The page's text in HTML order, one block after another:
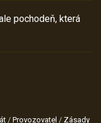
pochodeň, která
/ Provozovatel / Zásady